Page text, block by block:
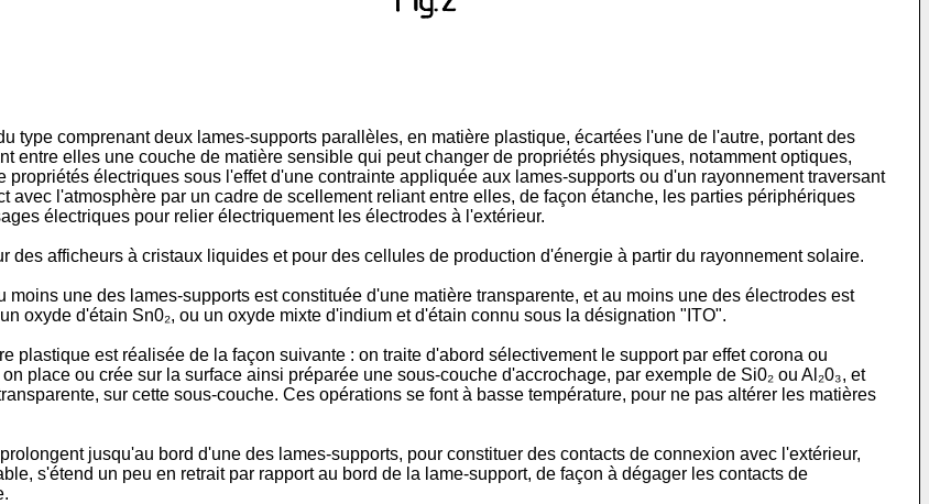
type comprenant deux lames-supports parallèles, en matière plastique, écartées l'une de l'autre, portant des
entre elles une couche de matière sensible qui peut changer de propriétés physiques, notamment optiques,
électriques sous l'effet d'une contrainte appliquée aux lames-supports ou d'un rayonnement traversant
avec l'atmosphère par un cadre de scellement reliant entre elles, de façon étanche, les parties périphériques
électriques pour relier électriquement les électrodes à l'extérieur.
des afficheurs à cristaux liquides et pour des cellules de production d'énergie à partir du rayonnement solaire.
une des lames-supports est constituée d'une matière transparente, et au moins une des électrodes est
oxyde d'étain Sn0₂, ou un oxyde mixte d'indium et d'étain connu sous la désignation "ITO".
plastique est réalisée de la façon suivante : on traite d'abord sélectivement le support par effet corona ou
place ou crée sur la surface ainsi préparée une sous-couche d'accrochage, par exemple de Si0₂ ou Al₂0₃, et
sur cette sous-couche. Ces opérations se font à basse température, pour ne pas altérer les matières
jusqu'au bord d'une des lames-supports, pour constituer des contacts de connexion avec l'extérieur,
s'étend un peu en retrait par rapport au bord de la lame-support, de façon à dégager les contacts de